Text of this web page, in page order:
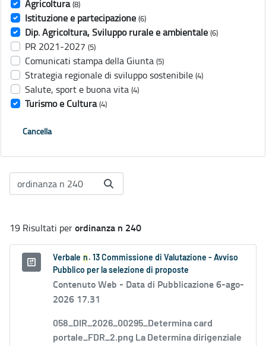
Agricoltura (8)
Istituzione e partecipazione (6)
Dip. Agricoltura, Sviluppo rurale e ambientale (6)
PR 2021-2027 (5)
Comunicati stampa della Giunta (5)
Strategia regionale di sviluppo sostenibile (4)
Salute, sport e buona vita (4)
Turismo e Cultura (4)
Cancella
19 Risultati perordinanza n 240
Verbale n . 13 Commissione di Valutazione - Avviso
Pubblico per la selezione di proposte
Contenuto Web - Data di Pubblicazione 6-ago-
2026 17.31
058_DIR_2026_00295_Determina card
portale_FDR_2.png La Determina dirigenziale